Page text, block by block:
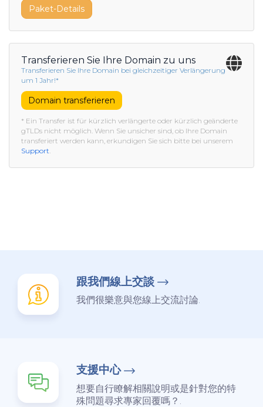
Paket-Details
Transferieren Sie Ihre Domain zu uns
Transferieren Sie Ihre Domain bei gleichzeitiger Verlängerung
um 1 Jahr!*
Domain transferieren
* Ein Transfer ist für kürzlich verlängerte oder kürzlich geänderte
gTLDs nicht möglich. Wenn Sie unsicher sind, ob Ihre Domain
transferiert werden kann, erkundigen Sie sich bitte bei unserem
Support.
跟我們線上交談
我們很樂意與您線上交流討論.
支援中心
想要自行瞭解相關說明或是針對您的特
殊問題尋求專家回覆嗎？.